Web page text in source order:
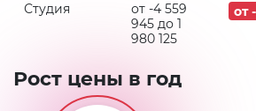
Студия
от -4 559
945 до 1
980 125
от
Рост цены в год